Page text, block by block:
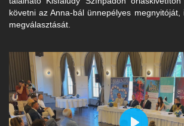
követni az Anna-bál ünnepélyes
megválasztását.